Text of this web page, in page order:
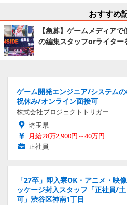
おすすめ
【急募】ゲームメディア
の編集スタッフorライター
ゲーム開発エンジニア/システム
祝休み/オンライン面接可
株式会社プロジェクトトリガー
埼玉県
月給28万2,900円～40万円
正社員
「27卒」即入寮OK・アニメ・映
ッケージ封入スタッフ「正社員/
可」渋谷区神南1丁目